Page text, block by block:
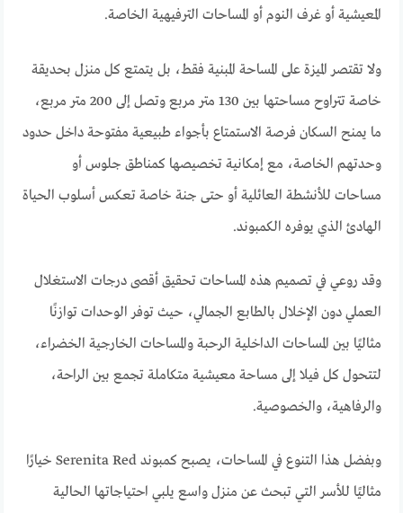
المعيشية أو غرف النوم أو المساحات الترفيهية الخاصة.
ولا تقتصر الميزة على المساحة المبنية فقط، بل يتمتع كل منزل بحديقة
خاصة تتراوح مساحتها بين 130 متر مربع وتصل إلى 200 متر مربع،
ما يمنح السكان فرصة الاستمتاع بأجواء طبيعية مفتوحة داخل حدود
وحدتهم الخاصة، مع إمكانية تخصيصها كمناطق جلوس أو
مساحات للأنشطة العائلية أو حتى جنة خاصة تعكس أسلوب الحياة
الهادئ الذي يوفره الكمبوند.
وقد روعي في تصميم هذه المساحات تحقيق أقصى درجات الاستغلال
العملي دون الإخلال بالطابع الجمالي، حيث توفر الوحدات توازنًا
مثاليًا بين المساحات الداخلية الرحبة والمساحات الخارجية الخضراء،
لتتحول كل فيلا إلى مساحة معيشية متكاملة تجمع بين الراحة،
والرفاهية، والخصوصية.
وبفضل هذا التنوع في المساحات، يصبح كمبوند Serenita Red خيارًا
مثاليًا للأسر التي تبحث عن منزل واسع يلبي احتياجاتها الحالية